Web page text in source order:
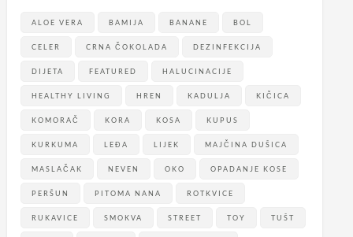
ALOE VERA BAMIJA BANANE BOL
CELER CRNA ČOKOLADA DEZINFEKCIJA
DIJETA FEATURED HALUCINACIJE
HEALTHY LIVING HREN KADULJA KIČICA
KOMORAČ KORA KOSA KUPUS
KURKUMA LEĐA LIJEK MAJČINA DUŠICA
MASLAČAK NEVEN OKO OPADANJE KOSE
PERŠUN PITOMA NANA ROTKVICE
RUKAVICE SMOKVA STREET TOY TUŠT